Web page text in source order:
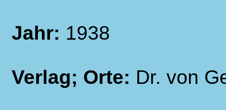
Jahr: 1938
Verlag; Orte: Dr. von